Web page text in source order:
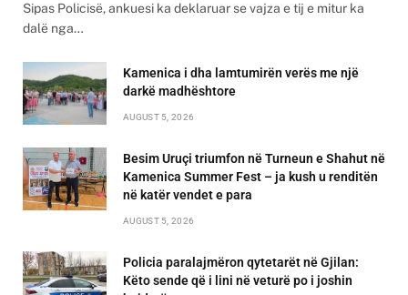
Sipas Policisë, ankuesi ka deklaruar se vajza e tij e mitur ka
dalë nga…
Kamenica i dha lamtumirën verës me një
darkë madhështore
AUGUST 5, 2026
Besim Uruçi triumfon në Turneun e Shahut në
Kamenica Summer Fest – ja kush u renditën
në katër vendet e para
AUGUST 5, 2026
Policia paralajmëron qytetarët në Gjilan:
Këto sende që i lini në veturë po i joshin